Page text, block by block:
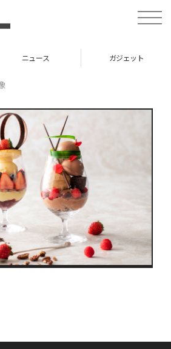
toggle
ニュース ガジェット